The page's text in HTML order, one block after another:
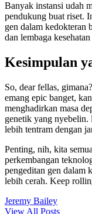
Banyak instansi udah
pendukung buat riset.
gen dalam kedokteran
dan lembaga
Kesimpulan
So, dear fellas,
emang epic banget,
menghadirkan masa
genetik yang
lebih tentram dengan
Penting, nih, kita
perkembangan
pengeditan gen dalam
lebih cerah. Keep
Jeremy Bailey
View All Posts